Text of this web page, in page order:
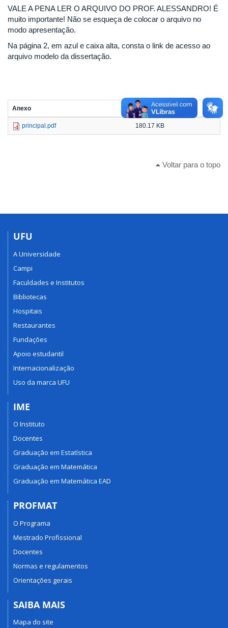
VALE A PENA LER O ARQUIVO DO PROF. ALESSANDRO! É
muito importante! Não se esqueça de colocar o arquivo no
modo apresentação.
Na página 2, em azul e caixa alta, consta o link de acesso ao
arquivo modelo da dissertação.
Anexo Tamanho
principal.pdf 180.17 KB
Voltar para o topo
UFU
A Universidade
Campi
Faculdades e Institutos
Bibliotecas
Hospitais
Restaurantes
Fundações
Apoio estudantil
Internacionalização
Uso da marca UFU
IME
O Instituto
Docentes
Graduação em Estatística
Graduação em Matemática
Graduação em Matemática EAD
PROFMAT
O Programa
Mestrado Profissional
Docentes
Normas e regulamentos
Orientações gerais
SAIBA MAIS
Mapa do site